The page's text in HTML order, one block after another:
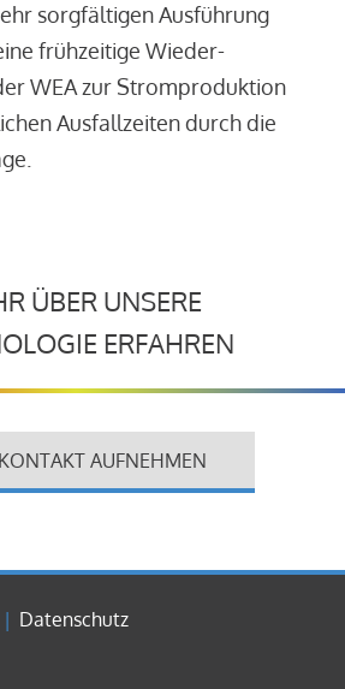
sorgfältigen Ausführung
frühzeitige Wieder-
WEA zur Stromproduktion
Ausfallzeiten durch die
ÜBER UNSERE
ERFAHREN
AUFNEHMEN
Datenschutz